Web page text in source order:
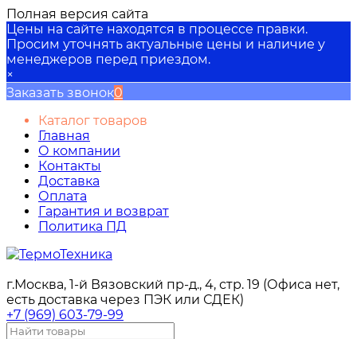
Полная версия сайта
Цены на сайте находятся в процессе правки.
Просим уточнять актуальные цены и наличие у
менеджеров перед приездом.
×
Заказать звонок0
Каталог товаров
Главная
О компании
Контакты
Доставка
Оплата
Гарантия и возврат
Политика ПД
г.Москва, 1-й Вязовский пр-д., 4, стр. 19 (Офиса нет,
есть доставка через ПЭК или СДЕК)
+7 (969) 603-79-99